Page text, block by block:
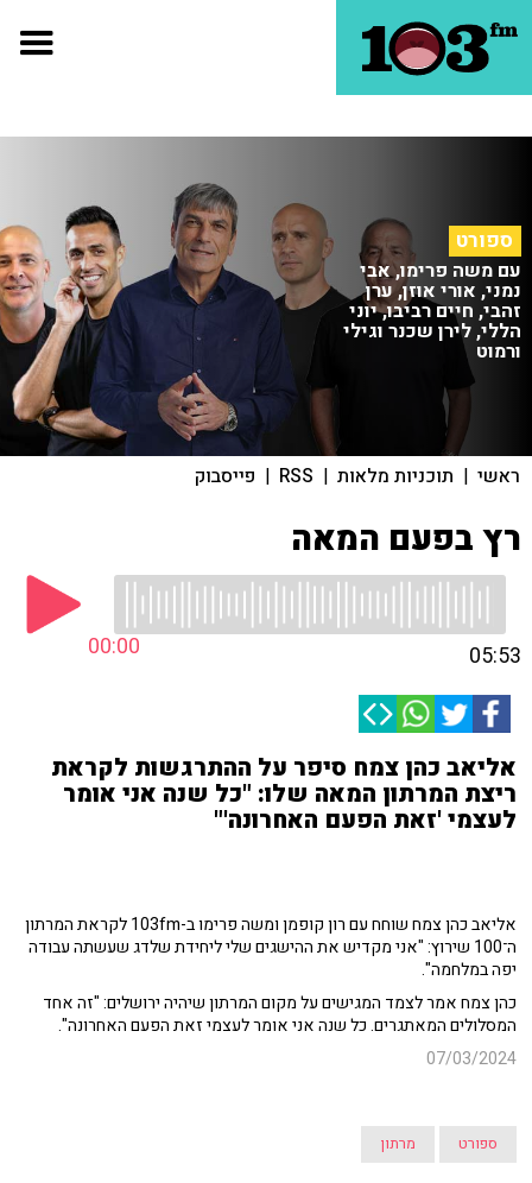
ספורט
עם משה פרימו, אבי
נמני, אורי אוזן, ערן
זהבי, חיים רביבו, יוני
הללי, לירן שכנר וגילי
ורמוט
ראשי | תוכניות מלאות |
RSS
| פייסבוק
רץ בפעם המאה
00:00 05:53
אליאב כהן צמח סיפר על ההתרגשות לקראת
ריצת המרתון המאה שלו: "כל שנה אני אומר
לעצמי 'זאת הפעם האחרונה'"
אליאב כהן צמח שוחח עם רון קופמן ומשה פרימו ב-103fm לקראת המרתון
ה־100 שירוץ: "אני מקדיש את ההישגים שלי ליחידת שלדג שעשתה עבודה
יפה במלחמה".
כהן צמח אמר לצמד המגישים על מקום המרתון שיהיה ירושלים: "זה אחד
המסלולים המאתגרים. כל שנה אני אומר לעצמי זאת הפעם האחרונה".
07/03/2024
ספורט מרתון